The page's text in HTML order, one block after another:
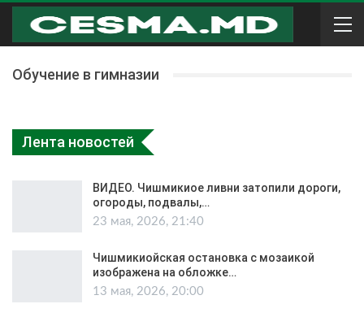
Обучение в гимназии
Лента новостей
ВИДЕО. Чишмикиое ливни затопили дороги,
огороды, подвалы,…
23 мая, 2026, 21:40
Чишмикиойская остановка с мозаикой
изображена на обложке…
13 мая, 2026, 20:00